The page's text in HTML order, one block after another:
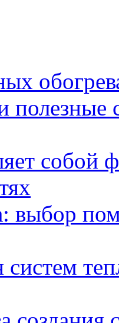
полезные
собой
выбор